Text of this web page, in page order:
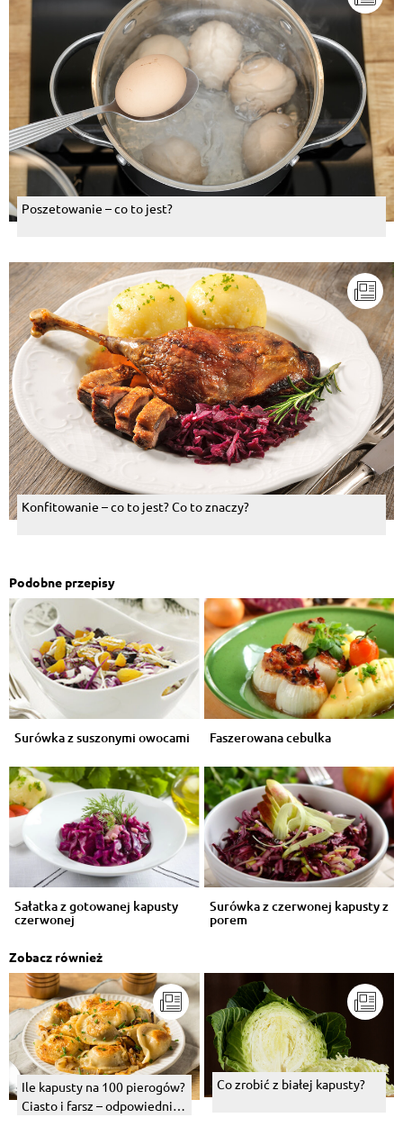
Poszetowanie – co to jest?
Konfitowanie – co to jest? Co to znaczy?
Podobne przepisy
Surówka z suszonymi owocami Faszerowana cebulka
Sałatka z gotowanej kapusty
czerwonej
Surówka z czerwonej kapusty z
porem
Zobacz również
Ile kapusty na 100 pierogów?
Ciasto i farsz – odpowiednie
Co zrobić z białej kapusty?